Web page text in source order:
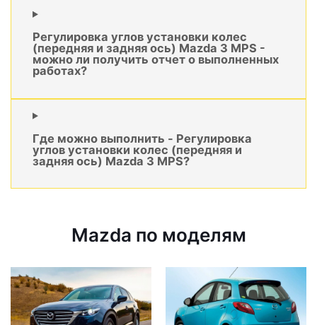
Регулировка углов установки колес
(передняя и задняя ось) Mazda 3 MPS -
можно ли получить отчет о выполненных
работах?
Где можно выполнить - Регулировка
углов установки колес (передняя и
задняя ось) Mazda 3 MPS?
Mazda по моделям